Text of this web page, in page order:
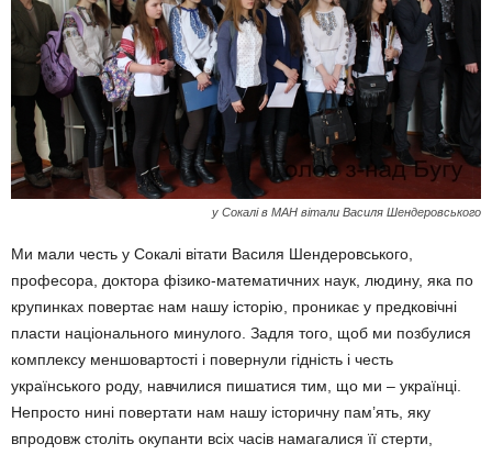
у Сокалі в МАН вітали Василя Шендеровського
Ми мали честь у Сокалі вітати Василя Шендеровського,
професора, доктора фізико-математичних наук, людину, яка по
крупинках повертає нам нашу історію, проникає у предковічні
пласти національного минулого. Задля того, щоб ми позбулися
комплексу меншовартості і повернули гідність і честь
українського роду, навчилися пишатися тим, що ми – українці.
Непросто нині повертати нам нашу історичну пам’ять, яку
впродовж століть окупанти всіх часів намагалися її стерти,